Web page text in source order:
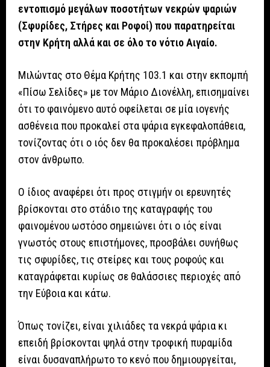
εντοπισμό μεγάλων ποσοτήτων νεκρών ψαριών
(Σφυρίδες, Στήρες και Ροφοί) που παρατηρείται
στην Κρήτη αλλά και σε όλο το νότιο Αιγαίο.
Μιλώντας στο Θέμα Κρήτης 103.1 και στην εκπομπή
«Πίσω Σελίδες» με τον Μάριο Διονέλλη, επισημαίνει
ότι το φαινόμενο αυτό οφείλεται σε μία ιογενής
ασθένεια που προκαλεί στα ψάρια εγκεφαλοπάθεια,
τονίζοντας ότι ο ιός δεν θα προκαλέσει πρόβλημα
στον άνθρωπο.
Ο ίδιος αναφέρει ότι προς στιγμήν οι ερευνητές
βρίσκονται στο στάδιο της καταγραφής του
φαινομένου ωστόσο σημειώνει ότι ο ιός είναι
γνωστός στους επιστήμονες, προσβάλει συνήθως
τις σφυρίδες, τις στείρες και τους ροφούς και
καταγράφεται κυρίως σε θαλάσσιες περιοχές από
την Εύβοια και κάτω.
Όπως τονίζει, είναι χιλιάδες τα νεκρά ψάρια κι
επειδή βρίσκονται ψηλά στην τροφική πυραμίδα
είναι δυσαναπλήρωτο το κενό που δημιουργείται,